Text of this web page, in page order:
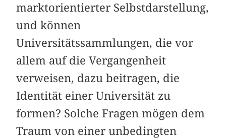
marktorientierter Selbstdarstellung,
und können
Universitätssammlungen, die vor
allem auf die Vergangenheit
verweisen, dazu beitragen, die
Identität einer Universität zu
formen? Solche Fragen mögen dem
Traum von einer unbedingten